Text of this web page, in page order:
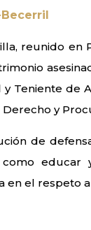
reunido
Teniente de
y
de
el respeto a